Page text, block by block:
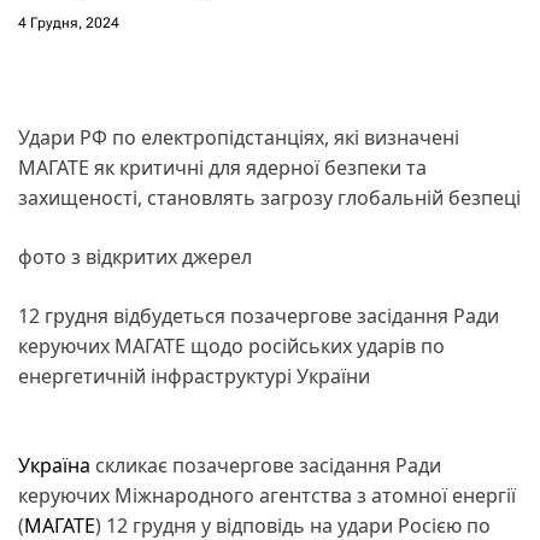
4 Грудня, 2024
Удари РФ по електропідстанціях, які визначені
МАГАТЕ як критичні для ядерної безпеки та
захищеності, становлять загрозу глобальній безпеці
фото з відкритих джерел
12 грудня відбудеться позачергове засідання Ради
керуючих МАГАТЕ щодо російських ударів по
енергетичній інфраструктурі України
Україна скликає позачергове засідання Ради
керуючих Міжнародного агентства з атомної енергії
(МАГАТЕ) 12 грудня у відповідь на удари Росією по